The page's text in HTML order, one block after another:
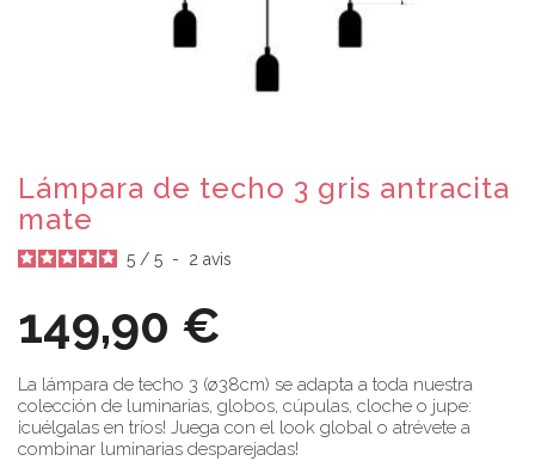
Lámpara de techo 3 gris antracita
mate
5 / 5 - 2 avis
149,90 €
La lámpara de techo 3 (ø38cm) se adapta a toda nuestra
colección de luminarias, globos, cúpulas, cloche o jupe:
¡cuélgalas en tríos! Juega con el look global o atrévete a
combinar luminarias desparejadas!